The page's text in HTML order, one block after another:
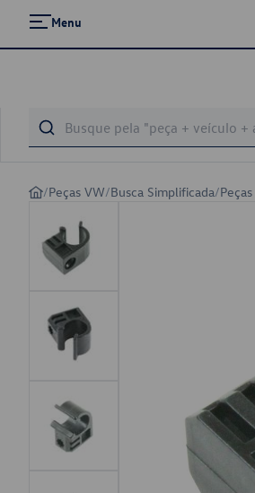
Menu
/Peças VW/Busca Simplificada/